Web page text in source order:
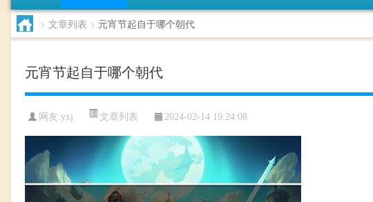
> 文章列表 > 元宵节起自于哪个朝代
元宵节起自于哪个朝代
网友:yxj 文章列表 2024-02-14 19:24:08